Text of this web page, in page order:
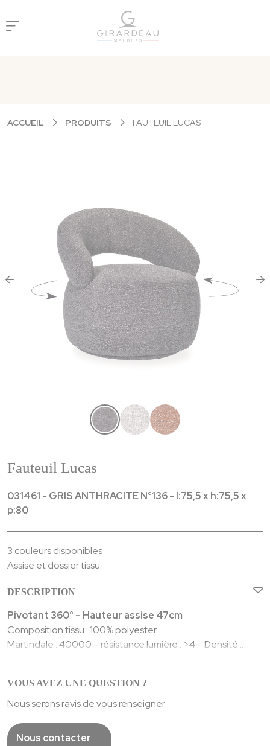
ACCUEIL PRODUITS FAUTEUIL LUCAS
Fauteuil Lucas
031461 - GRIS ANTHRACITE N°136 - l:75,5 x h:75,5 x
p:80
3 couleurs disponibles
Assise et dossier tissu
DESCRIPTION
Pivotant 360° – Hauteur assise 47cm
Composition tissu : 100% polyester
Martindale : 40000 – résistance lumière : >4 – Densité
Livré monté – Emballé par 1
L.: 80,5 – H.: 75,5 – P.: 77,5 – 18 Kgs
VOUS AVEZ UNE QUESTION ?
Nous serons ravis de vous renseigner
Nous contacter